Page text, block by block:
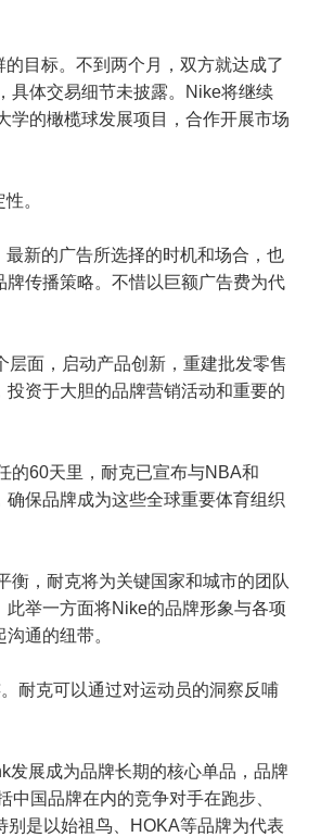
目标。不到两个月，双方就达成了
具体交易细节未披露。Nike将继续
学的橄榄球发展项目，合作开展市场
。
新的广告所选择的时机和场合，也
传播策略。不惜以巨额广告费为代
面，启动产品创新，重建批发零售
资于大胆的品牌营销活动和重要的
的60天里，耐克已宣布与NBA和
保品牌成为这些全球重要体育组织
衡，耐克将为关键国家和城市的团队
举一方面将Nike的品牌形象与各项
通的纽带。
耐克可以通过对运动员的洞察反哺
发展成为品牌长期的核心单品，品牌
国品牌在内的竞争对手在跑步、
是以始祖鸟、HOKA等品牌为代表